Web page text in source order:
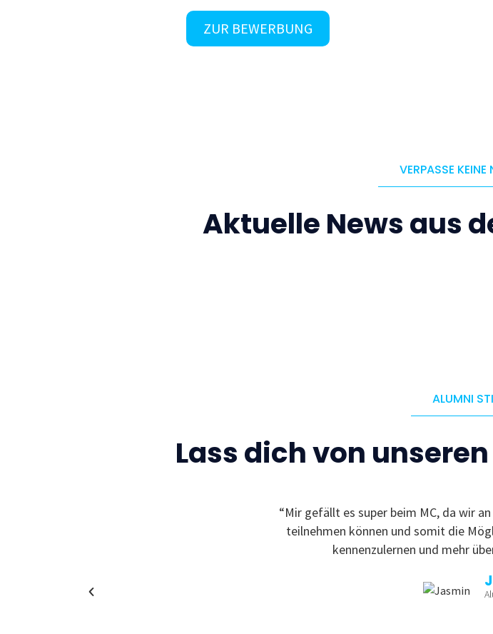
ZUR BEWERBUNG
VERPASSE KEINE
Aktuelle News aus
ALUMNI
Lass dich von
Alumni & Team
“Mir gefällt es super beim MC, da wir
teilnehmen können und somit die
kennenzulernen und mehr